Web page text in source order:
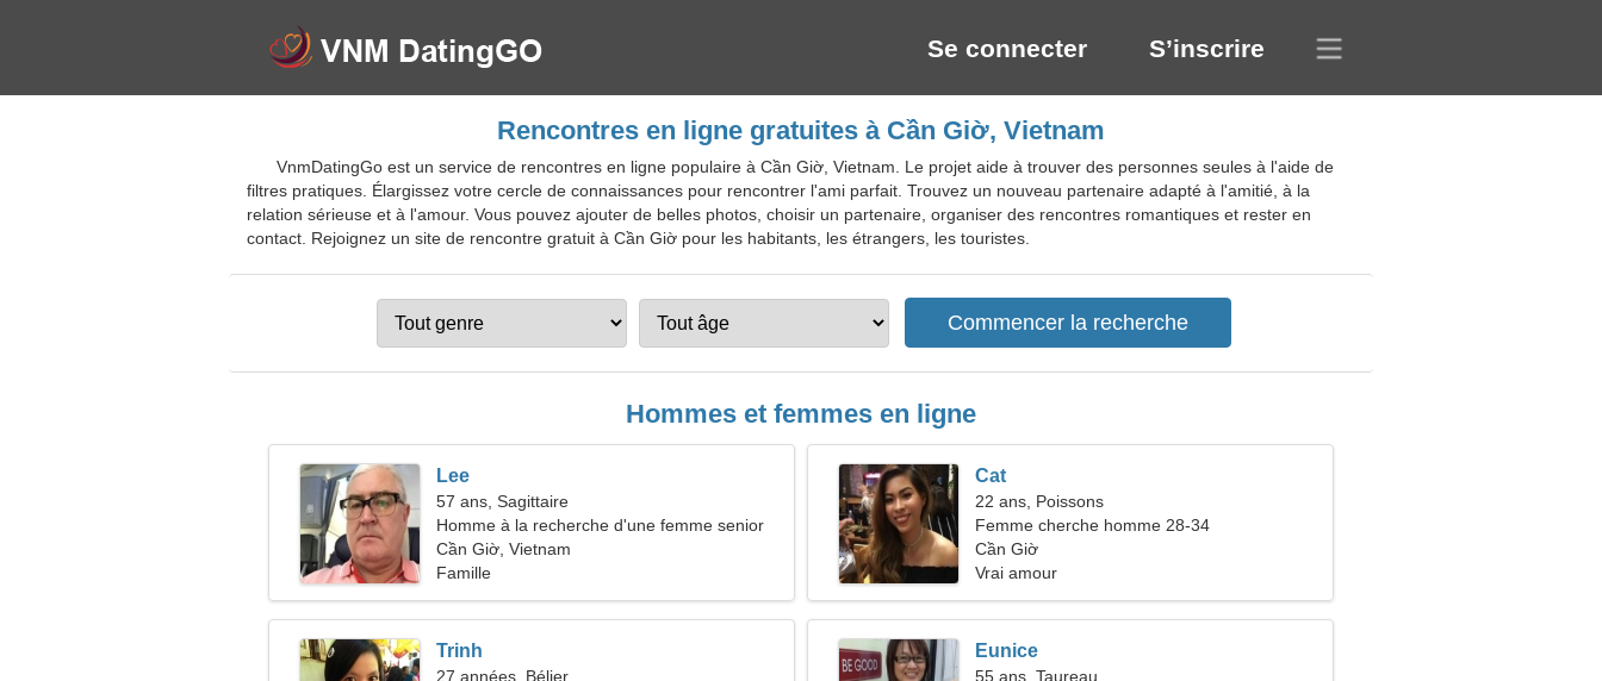
Se connecter S’inscrire
Rencontres en ligne gratuites à Cần Giờ, Vietnam
VnmDatingGo est un service de rencontres en ligne populaire à Cần Giờ, Vietnam. Le projet aide à trouver des personnes seules à l'aide de
filtres pratiques. Élargissez votre cercle de connaissances pour rencontrer l'ami parfait. Trouvez un nouveau partenaire adapté à l'amitié, à la
relation sérieuse et à l'amour. Vous pouvez ajouter de belles photos, choisir un partenaire, organiser des rencontres romantiques et rester en
contact. Rejoignez un site de rencontre gratuit à Cần Giờ pour les habitants, les étrangers, les touristes.
Hommes et femmes en ligne
Lee
57 ans, Sagittaire
Homme à la recherche d'une femme senior
Cần Giờ, Vietnam
Famille
Cat
22 ans, Poissons
Femme cherche homme 28-34
Cần Giờ
Vrai amour
Trinh
27 années, Bélier
Eunice
55 ans, Taureau